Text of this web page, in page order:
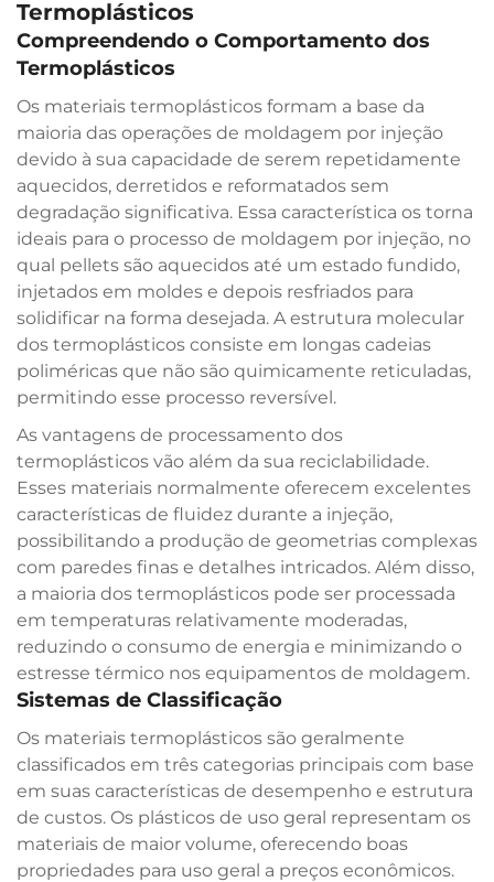
Termoplásticos
Compreendendo o Comportamento dos
Termoplásticos
Os materiais termoplásticos formam a base da
maioria das operações de moldagem por injeção
devido à sua capacidade de serem repetidamente
aquecidos, derretidos e reformatados sem
degradação significativa. Essa característica os torna
ideais para o processo de moldagem por injeção, no
qual pellets são aquecidos até um estado fundido,
injetados em moldes e depois resfriados para
solidificar na forma desejada. A estrutura molecular
dos termoplásticos consiste em longas cadeias
poliméricas que não são quimicamente reticuladas,
permitindo esse processo reversível.
As vantagens de processamento dos
termoplásticos vão além da sua reciclabilidade.
Esses materiais normalmente oferecem excelentes
características de fluidez durante a injeção,
possibilitando a produção de geometrias complexas
com paredes finas e detalhes intricados. Além disso,
a maioria dos termoplásticos pode ser processada
em temperaturas relativamente moderadas,
reduzindo o consumo de energia e minimizando o
estresse térmico nos equipamentos de moldagem.
Sistemas de Classificação
Os materiais termoplásticos são geralmente
classificados em três categorias principais com base
em suas características de desempenho e estrutura
de custos. Os plásticos de uso geral representam os
materiais de maior volume, oferecendo boas
propriedades para uso geral a preços econômicos.